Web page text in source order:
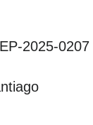
2025-0207